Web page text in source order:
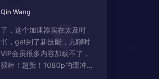
Qin Wang
，这个加速器实在太及时
，get到了新技能，无聊时
会员很多内容加载不了，
棒！超赞！1080p的缓冲完